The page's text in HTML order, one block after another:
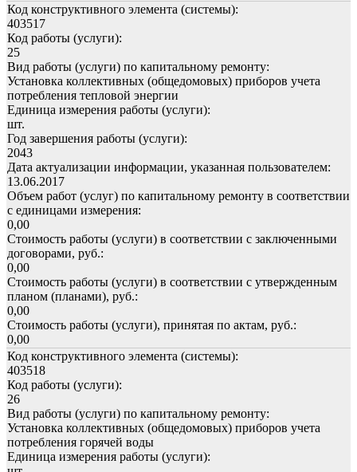
Код конструктивного элемента (системы):
403517
Код работы (услуги):
25
Вид работы (услуги) по капитальному ремонту:
Установка коллективных (общедомовых) приборов учета
потребления тепловой энергии
Единица измерения работы (услуги):
шт.
Год завершения работы (услуги):
2043
Дата актуализации информации, указанная пользователем:
13.06.2017
Объем работ (услуг) по капитальному ремонту в соответствии
с единицами измерения:
0,00
Стоимость работы (услуги) в соответствии с заключенными
договорами, руб.:
0,00
Стоимость работы (услуги) в соответствии с утвержденным
планом (планами), руб.:
0,00
Стоимость работы (услуги), принятая по актам, руб.:
0,00
Код конструктивного элемента (системы):
403518
Код работы (услуги):
26
Вид работы (услуги) по капитальному ремонту:
Установка коллективных (общедомовых) приборов учета
потребления горячей воды
Единица измерения работы (услуги):